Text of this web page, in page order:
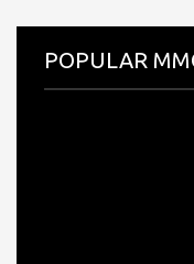
POPULAR